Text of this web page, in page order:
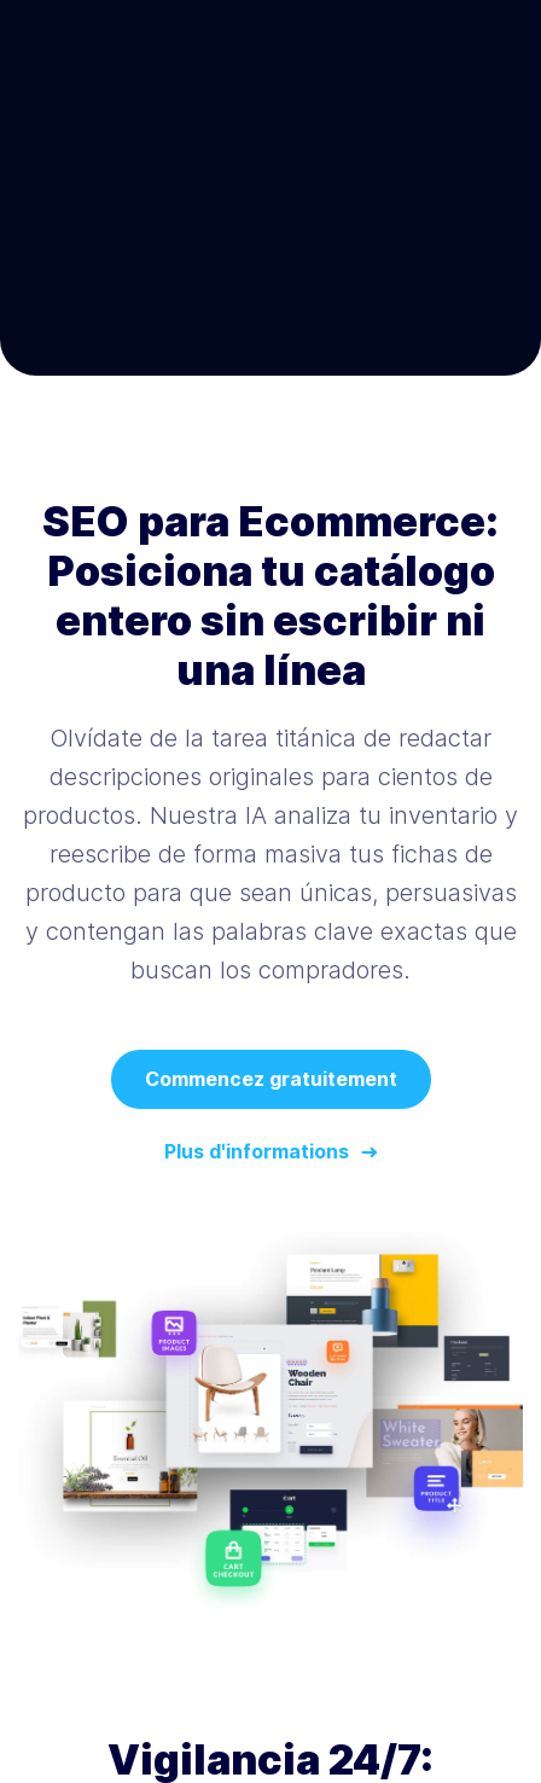
SEO para Ecommerce:
Posiciona tu catálogo
entero sin escribir ni
una línea
Olvídate de la tarea titánica de redactar
descripciones originales para cientos de
productos. Nuestra IA analiza tu inventario y
reescribe de forma masiva tus fichas de
producto para que sean únicas, persuasivas
y contengan las palabras clave exactas que
buscan los compradores.
Commencez gratuitement
Plus d'informations
Vigilancia 24/7: